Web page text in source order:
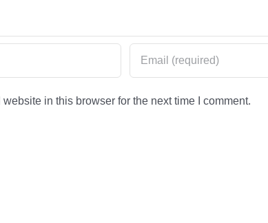
in this browser for the next time I comment.